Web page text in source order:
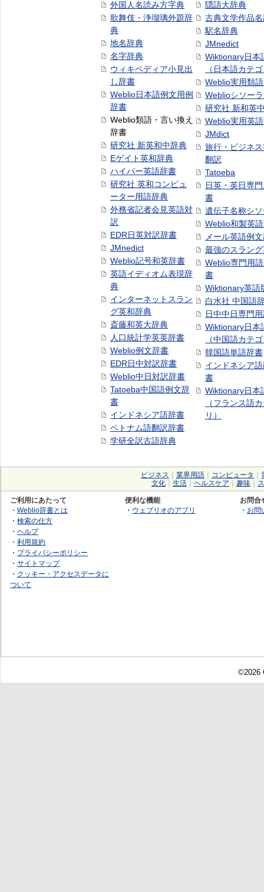
外国人名読み方字典
歌舞伎・浄瑠璃外題辞
典
地名辞典
名字辞典
ウィキペディア小見出
し辞書
Weblio日本語例文用例
辞書
Weblio類語・言い換え
辞書
研究社 新英和中辞典
Eゲイト英和辞典
ハイパー英語辞書
研究社 英和コンピュ
ーター用語辞典
外務省記者会見英語対
訳
EDR日英対訳辞書
JMnedict
Weblio記号和英辞書
英語イディオム表現辞
典
インターネットスラン
グ英和辞典
斎藤和英大辞典
人口統計学英英辞書
Weblio例文辞書
EDR日中対訳辞書
Weblio中日対訳辞書
Tatoeba中国語例文辞
書
インドネシア語辞書
ベトナム語翻訳辞書
学研全訳古語辞典
隠語大辞典
古典文学作品
駅名辞典
JMnedict
Wiktionary日本
（日本語カテ
Weblio実用類
Weblioシソー
研究社 新和英
Weblio実用英
JMdict
旅行・ビジネ
翻訳
Tatoeba
日英・英日専
書
遺伝子名称シ
Weblio和製英
メール英語例
最強のスラン
Weblio専門用
書
Wiktionary英語
白水社 中国語
日中中日専門
Wiktionary日本
（中国語カテ
韓国語単語辞書
インドネシア
書
Wiktionary日本
（フランス語
リ）
ビジネス 業界用語 コンピュータ
文化
生活 ヘルスケア 趣味
ご利用にあたって
・ Weblio辞書とは
・ 検索の仕方
・ ヘルプ
・ 利用規約
・ プライバシーポリシー
・ サイトマップ
・ クッキー・アクセスデータに
ついて
便利な機能
・ ウェブリオのアプリ
お問合
・ お問
©2026